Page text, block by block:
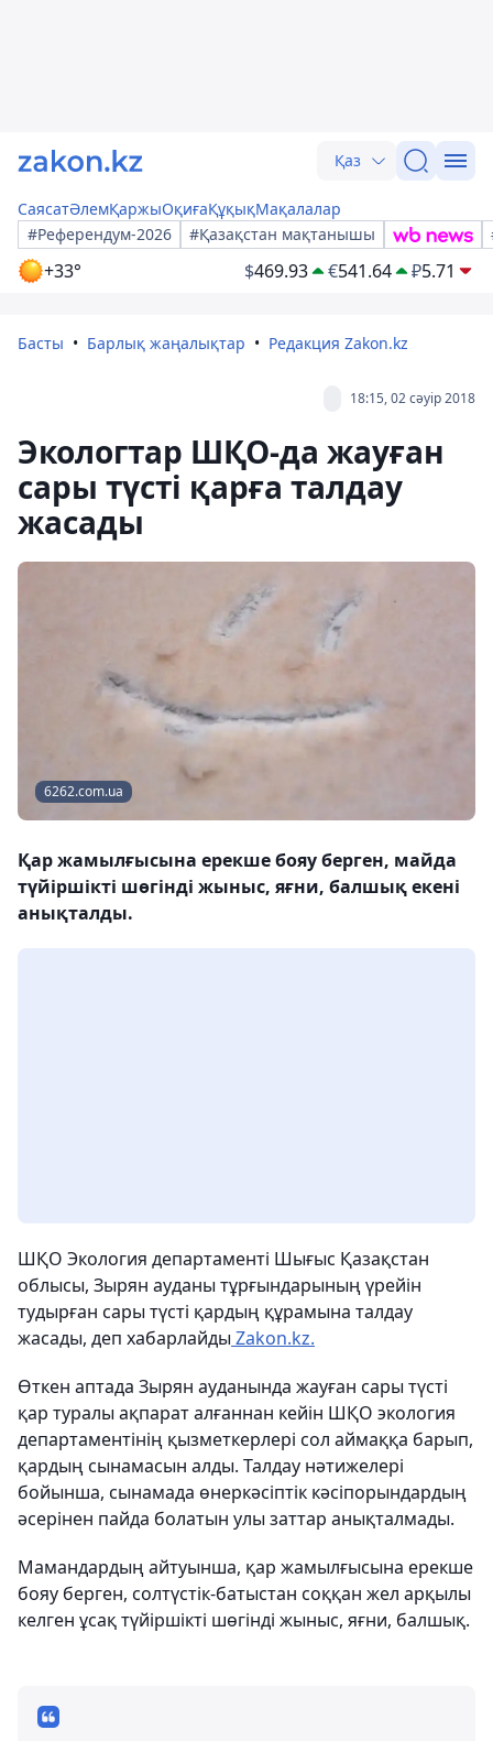
Қаз
СаясатӘлемҚаржыОқиғаҚұқықМақалалар
#Референдум-2026
#Қазақстан мақтанышы
+33° $469.93 €541.64 ₽5.71
Басты Барлық жаңалықтар Редакция Zakon.kz
18:15, 02 сәуір 2018
Экологтар ШҚО-да жауған
сары түсті қарға талдау
жасады
6262.com.ua
Қар жамылғысына ерекше бояу берген, майда
түйіршікті шөгінді жыныс, яғни, балшық екені
анықталды.
ШҚО Экология департаменті Шығыс Қазақстан
облысы, Зырян ауданы тұрғындарының үрейін
тудырған сары түсті қардың құрамына талдау
жасады, деп хабарлайды Zakon.kz.
Өткен аптада Зырян ауданында жауған сары түсті
қар туралы ақпарат алғаннан кейін ШҚО экология
департаментінің қызметкерлері сол аймаққа барып,
қардың сынамасын алды. Талдау нәтижелері
бойынша, сынамада өнеркәсіптік кәсіпорындардың
әсерінен пайда болатын улы заттар анықталмады.
Мамандардың айтуынша, қар жамылғысына ерекше
бояу берген, солтүстік-батыстан соққан жел арқылы
келген ұсақ түйіршікті шөгінді жыныс, яғни, балшық.